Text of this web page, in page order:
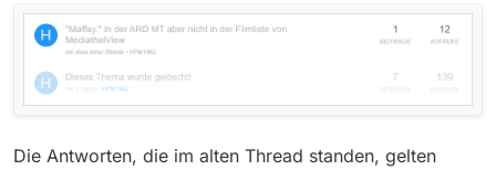
Die Antworten, die im alten Thread standen, gelten